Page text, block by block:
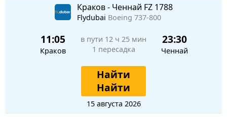
Краков - Ченнай FZ 1788
Flydubai Boeing 737-800
11:05
Краков
в пути 12 ч 25 мин
1 пересадка
23:30
Ченнай
Найти
Найти
15 августа 2026